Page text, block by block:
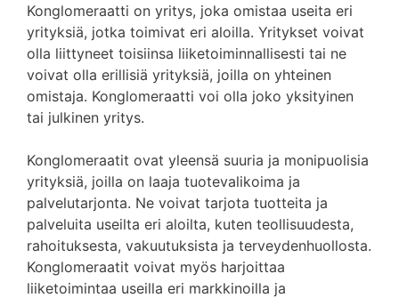
Konglomeraatti on yritys, joka omistaa useita eri
yrityksiä, jotka toimivat eri aloilla. Yritykset voivat
olla liittyneet toisiinsa liiketoiminnallisesti tai ne
voivat olla erillisiä yrityksiä, joilla on yhteinen
omistaja. Konglomeraatti voi olla joko yksityinen
tai julkinen yritys.
Konglomeraatit ovat yleensä suuria ja monipuolisia
yrityksiä, joilla on laaja tuotevalikoima ja
palvelutarjonta. Ne voivat tarjota tuotteita ja
palveluita useilta eri aloilta, kuten teollisuudesta,
rahoituksesta, vakuutuksista ja terveydenhuollosta.
Konglomeraatit voivat myös harjoittaa
liiketoimintaa useilla eri markkinoilla ja